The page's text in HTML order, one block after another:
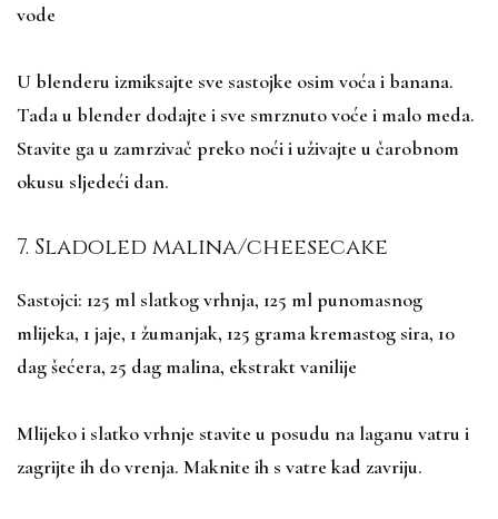
vode
U blenderu izmiksajte sve sastojke osim voća i banana.
Tada u blender dodajte i sve smrznuto voće i malo meda.
Stavite ga u zamrzivač preko noći i uživajte u čarobnom
okusu sljedeći dan.
7. Sladoled malina/cheesecake
Sastojci: 125 ml slatkog vrhnja, 125 ml punomasnog
mlijeka, 1 jaje, 1 žumanjak, 125 grama kremastog sira, 10
dag šećera, 25 dag malina, ekstrakt vanilije
Mlijeko i slatko vrhnje stavite u posudu na laganu vatru i
zagrijte ih do vrenja. Maknite ih s vatre kad zavriju.